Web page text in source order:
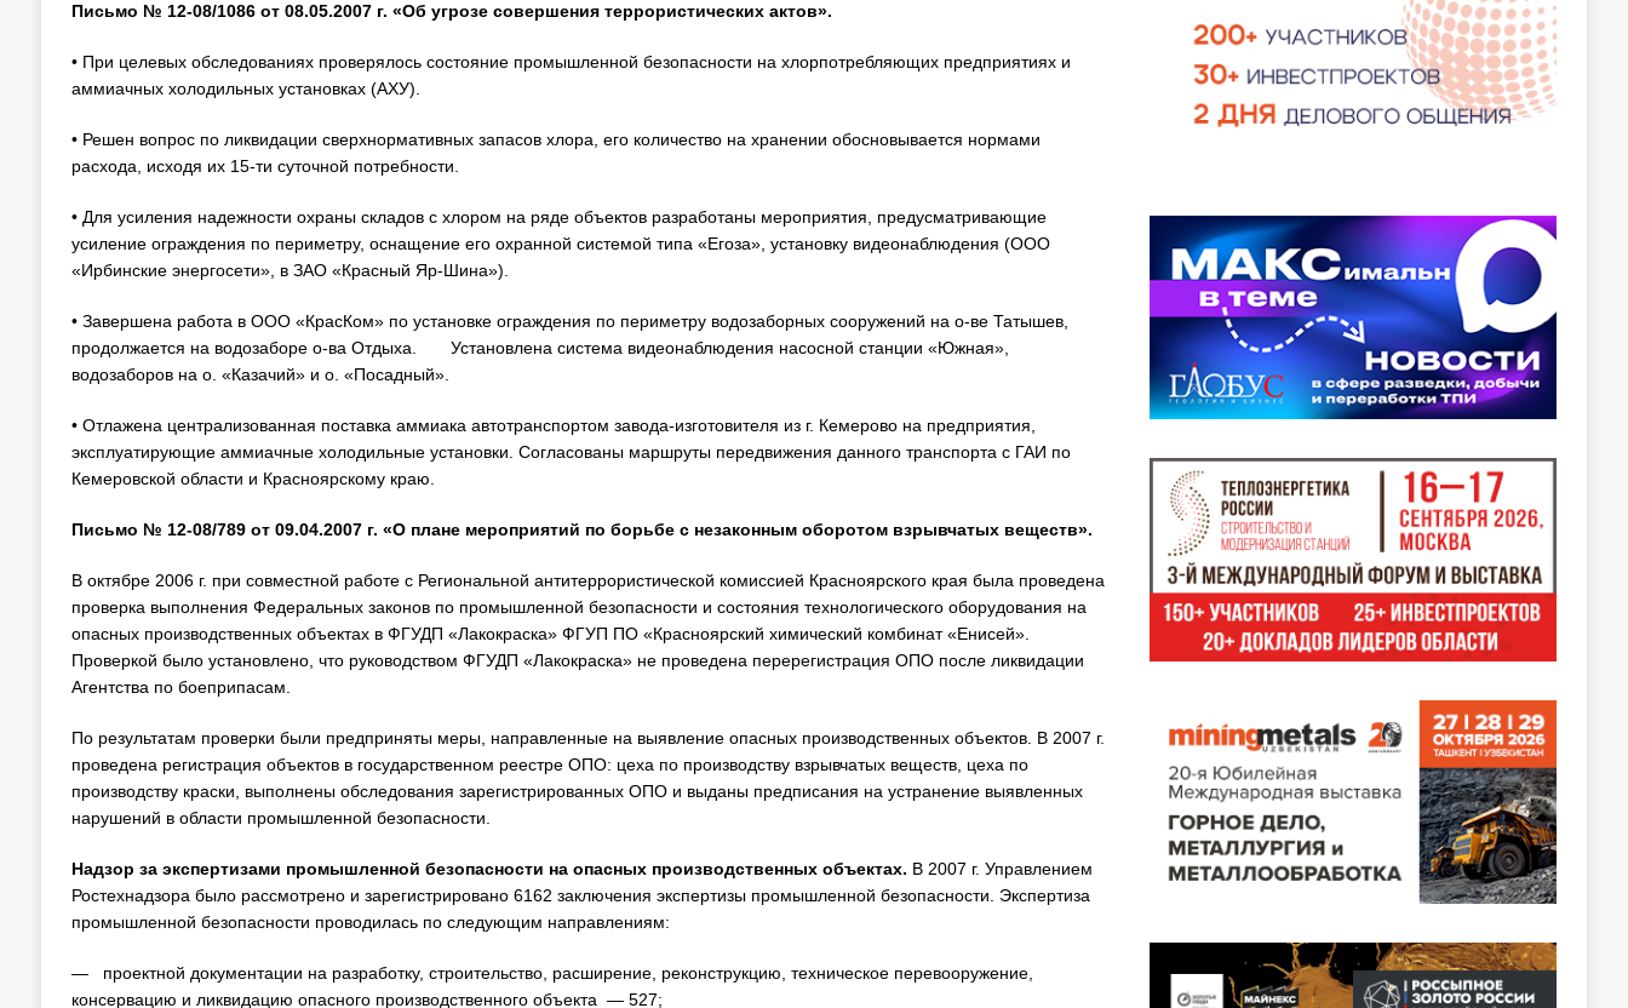
Письмо № 12-08/1086 от 08.05.2007 г. «Об угрозе совершения террористических актов».
• При целевых обследованиях проверялось состояние промышленной безопасности на хлорпотребляющих предприятиях и
аммиачных холодильных установках (АХУ).
• Решен вопрос по ликвидации сверхнормативных запасов хлора, его количество на хранении обосновывается нормами
расхода, исходя их 15-ти суточной потребности.
• Для усиления надежности охраны складов с хлором на ряде объектов разработаны мероприятия, предусматривающие
усиление ограждения по периметру, оснащение его охранной системой типа «Егоза», установку видеонаблюдения (ООО
«Ирбинские энергосети», в ЗАО «Красный Яр-Шина»).
• Завершена работа в ООО «КрасКом» по установке ограждения по периметру водозаборных сооружений на о-ве Татышев,
продолжается на водозаборе о-ва Отдыха. Установлена система видеонаблюдения насосной станции «Южная»,
водозаборов на о. «Казачий» и о. «Посадный».
• Отлажена централизованная поставка аммиака автотранспортом завода-изготовителя из г. Кемерово на предприятия,
эксплуатирующие аммиачные холодильные установки. Согласованы маршруты передвижения данного транспорта с ГАИ по
Кемеровской области и Красноярскому краю.
Письмо № 12-08/789 от 09.04.2007 г. «О плане мероприятий по борьбе с незаконным оборотом взрывчатых веществ».
В октябре 2006 г. при совместной работе с Региональной антитеррористической комиссией Красноярского края была проведена
проверка выполнения Федеральных законов по промышленной безопасности и состояния технологического оборудования на
опасных производственных объектах в ФГУДП «Лакокраска» ФГУП ПО «Красноярский химический комбинат «Енисей».
Проверкой было установлено, что руководством ФГУДП «Лакокраска» не проведена перерегистрация ОПО после ликвидации
Агентства по боеприпасам.
По результатам проверки были предприняты меры, направленные на выявление опасных производственных объектов. В 2007 г.
проведена регистрация объектов в государственном реестре ОПО: цеха по производству взрывчатых веществ, цеха по
производству краски, выполнены обследования зарегистрированных ОПО и выданы предписания на устранение выявленных
нарушений в области промышленной безопасности.
Надзор за экспертизами промышленной безопасности на опасных производственных объектах. В 2007 г. Управлением
Ростехнадзора было рассмотрено и зарегистрировано 6162 заключения экспертизы промышленной безопасности. Экспертиза
промышленной безопасности проводилась по следующим направлениям:
— проектной документации на разработку, строительство, расширение, реконструкцию, техническое перевооружение,
консервацию и ликвидацию опасного производственного объекта — 527;